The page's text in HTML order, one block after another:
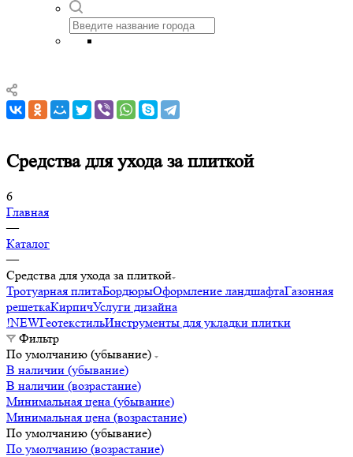
Средства для ухода за плиткой
6
Главная
—
Каталог
—
Средства для ухода за плиткой
Тротуарная плитаБордюрыОформление ландшафтаГазонная
решеткаКирпичУслуги дизайна
!NEWГеотекстильИнструменты для укладки плитки
Фильтр
По умолчанию (убывание)
В наличии (убывание)
В наличии (возрастание)
Минимальная цена (убывание)
Минимальная цена (возрастание)
По умолчанию (убывание)
По умолчанию (возрастание)